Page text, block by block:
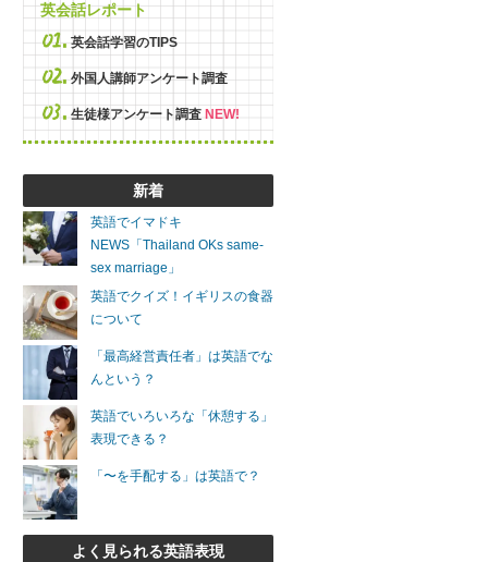
英会話レポート
英会話学習のTIPS
外国人講師アンケート調査
生徒様アンケート調査
新着
英語でイマドキ
NEWS「Thailand OKs same-
sex marriage」
英語でクイズ！イギリスの食器
について
「最高経営責任者」は英語でな
んという？
英語でいろいろな「休憩する」
表現できる？
「〜を手配する」は英語で？
よく見られる英語表現